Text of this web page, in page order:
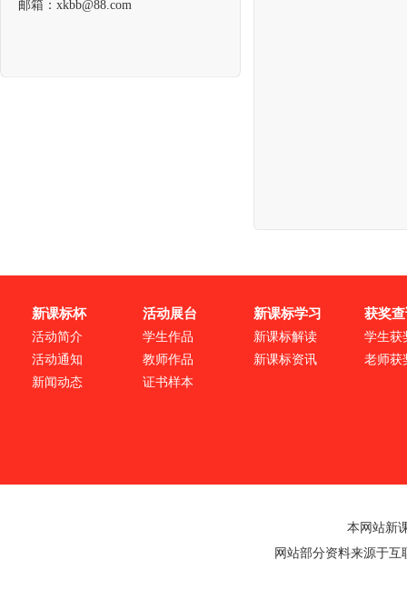
邮箱：xkbb@88.com
新课标杯
活动简介
活动通知
新闻动态
活动展台
学生作品
教师作品
证书样本
新课标学习
新课标解读
新课标资讯
获奖
学生获
老师获
本网站新
网站部分资料来源于